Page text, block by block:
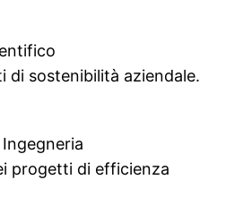
di sostenibilità aziendale.
progetti di efficienza